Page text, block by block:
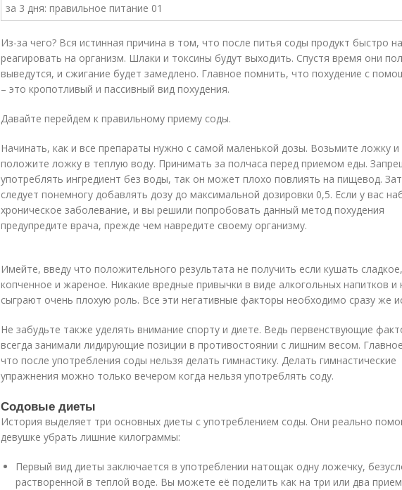
Из-за чего? Вся истинная причина в том, что после питья соды продукт быстро
реагировать на организм. Шлаки и токсины будут выходить. Спустя время они
выведутся, и сжигание будет замедлено. Главное помнить, что похудение с
– это кропотливый и пассивный вид похудения.
Давайте перейдем к правильному приему соды.
Начинать, как и все препараты нужно с самой маленькой дозы. Возьмите ложку и
положите ложку в теплую воду. Принимать за полчаса перед приемом еды.
употреблять ингредиент без воды, так он может плохо повлиять на пищевод.
следует понемногу добавлять дозу до максимальной дозировки 0,5. Если у вас
хроническое заболевание, и вы решили попробовать данный метод похудения
предупредите врача, прежде чем навредите своему организму.
Имейте, введу что положительного результата не получить если кушать сладкое,
копченное и жареное. Никакие вредные привычки в виде алкогольных напитков и
сыграют очень плохую роль. Все эти негативные факторы необходимо сразу же
Не забудьте также уделять внимание спорту и диете. Ведь первенствующие
всегда занимали лидирующие позиции в противостоянии с лишним весом.
что после употребления соды нельзя делать гимнастику. Делать гимнастические
упражнения можно только вечером когда нельзя употреблять соду.
Содовые диеты
История выделяет три основных диеты с употреблением соды. Они реально
девушке убрать лишние килограммы:
Первый вид диеты заключается в употреблении натощак одну ложечку,
растворенной в теплой воде. Вы можете её поделить как на три или два